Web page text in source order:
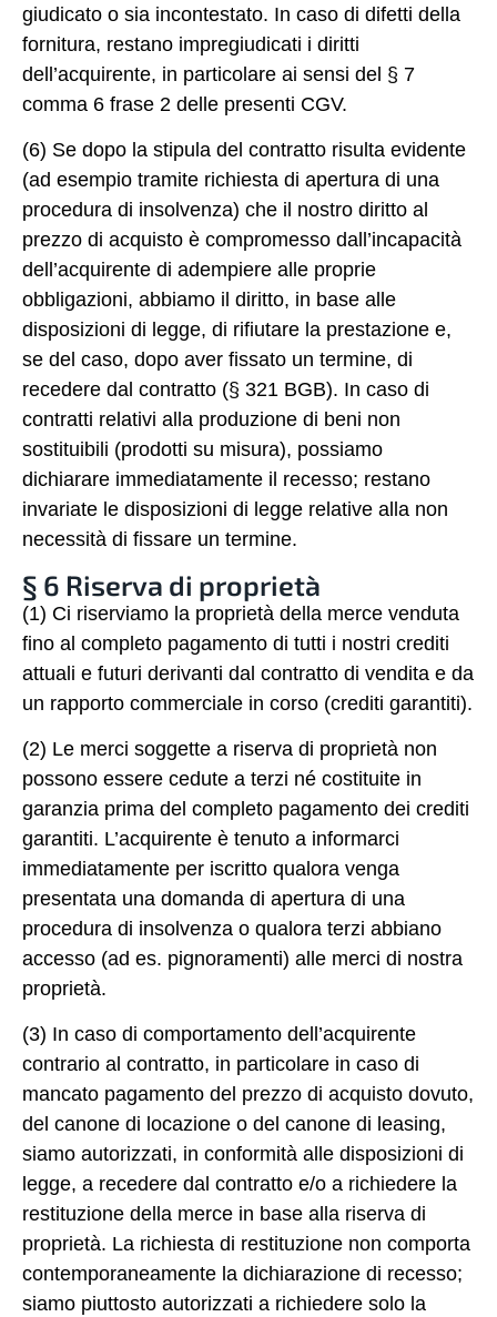
giudicato o sia incontestato. In caso di difetti della
fornitura, restano impregiudicati i diritti
dell’acquirente, in particolare ai sensi del § 7
comma 6 frase 2 delle presenti CGV.
(6) Se dopo la stipula del contratto risulta evidente
(ad esempio tramite richiesta di apertura di una
procedura di insolvenza) che il nostro diritto al
prezzo di acquisto è compromesso dall’incapacità
dell’acquirente di adempiere alle proprie
obbligazioni, abbiamo il diritto, in base alle
disposizioni di legge, di rifiutare la prestazione e,
se del caso, dopo aver fissato un termine, di
recedere dal contratto (§ 321 BGB). In caso di
contratti relativi alla produzione di beni non
sostituibili (prodotti su misura), possiamo
dichiarare immediatamente il recesso; restano
invariate le disposizioni di legge relative alla non
necessità di fissare un termine.
§ 6 Riserva di proprietà
(1) Ci riserviamo la proprietà della merce venduta
fino al completo pagamento di tutti i nostri crediti
attuali e futuri derivanti dal contratto di vendita e da
un rapporto commerciale in corso (crediti garantiti).
(2) Le merci soggette a riserva di proprietà non
possono essere cedute a terzi né costituite in
garanzia prima del completo pagamento dei crediti
garantiti. L’acquirente è tenuto a informarci
immediatamente per iscritto qualora venga
presentata una domanda di apertura di una
procedura di insolvenza o qualora terzi abbiano
accesso (ad es. pignoramenti) alle merci di nostra
proprietà.
(3) In caso di comportamento dell’acquirente
contrario al contratto, in particolare in caso di
mancato pagamento del prezzo di acquisto dovuto,
del canone di locazione o del canone di leasing,
siamo autorizzati, in conformità alle disposizioni di
legge, a recedere dal contratto e/o a richiedere la
restituzione della merce in base alla riserva di
proprietà. La richiesta di restituzione non comporta
contemporaneamente la dichiarazione di recesso;
siamo piuttosto autorizzati a richiedere solo la